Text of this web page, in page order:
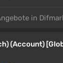
in
(Account)